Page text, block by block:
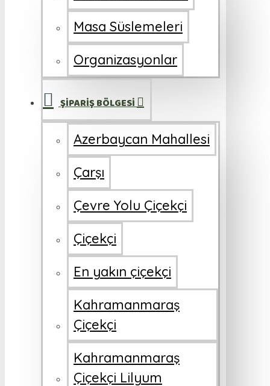
Masa Süslemeleri
Organizasyonlar
ŞİPARİŞ BÖLGESİ
Azerbaycan Mahallesi
Çarşı
Çevre Yolu Çiçekçi
Çiçekçi
En yakın çiçekçi
Kahramanmaraş
Çiçekçi
Kahramanmaraş
Çiçekçi Lilyum